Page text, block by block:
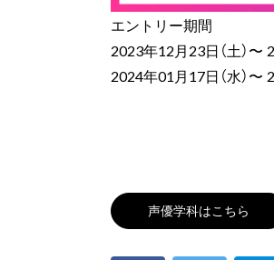
エントリー期間
2023年12月23日（土）〜
2024年01月17日（水）〜
声優学科はこちら